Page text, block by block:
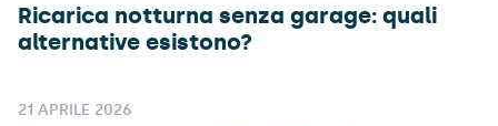
Ricarica notturna senza garage: quali
alternative esistono?
21 APRILE 2026